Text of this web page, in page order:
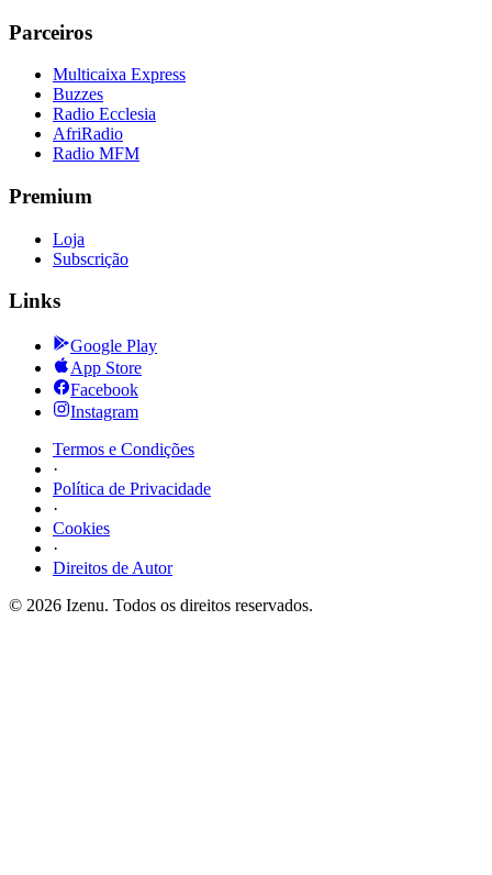
Parceiros
Multicaixa Express
Buzzes
Radio Ecclesia
AfriRadio
Radio MFM
Premium
Loja
Subscrição
Links
Google Play
App Store
Facebook
Instagram
Termos e Condições
·
Política de Privacidade
·
Cookies
·
Direitos de Autor
© 2026 Izenu. Todos os direitos reservados.